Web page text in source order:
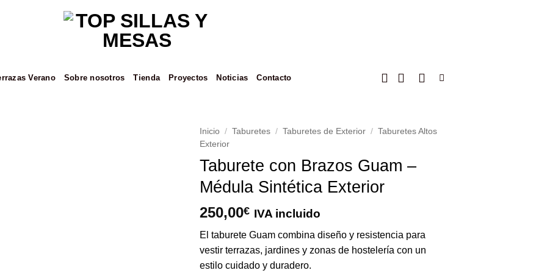
Verano Sobre nosotros Tienda Proyectos Noticias Contacto
Inicio / Taburetes / Taburetes de Exterior / Taburetes Altos
Exterior
Taburete con Brazos Guam –
Médula Sintética Exterior
250,00€ IVA incluido
El taburete Guam combina diseño y resistencia para
vestir terrazas, jardines y zonas de hostelería con un
estilo cuidado y duradero.